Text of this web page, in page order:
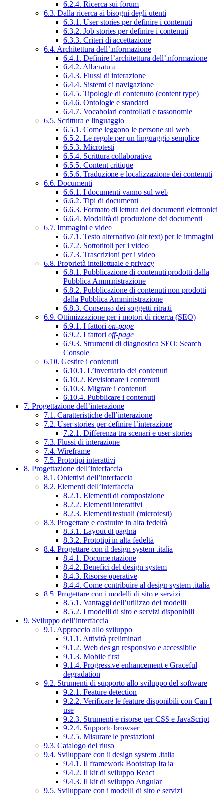
6.2.4. Ricerca sui forum
6.3. Dalla ricerca ai bisogni degli utenti
6.3.1. User stories per definire i contenuti
6.3.2. Job stories per definire i contenuti
6.3.3. Criteri di accettazione
6.4. Architettura dell’informazione
6.4.1. Definire l’architettura dell’informazione
6.4.2. Alberatura
6.4.3. Flussi di interazione
6.4.4. Sistemi di navigazione
6.4.5. Tipologie di contenuto (content type)
6.4.6. Ontologie e standard
6.4.7. Vocabolari controllati e tassonomie
6.5. Scrittura e linguaggio
6.5.1. Come leggono le persone sul web
6.5.2. Le regole per un linguaggio semplice
6.5.3. Microtesti
6.5.4. Scrittura collaborativa
6.5.5. Content critique
6.5.6. Traduzione e localizzazione dei contenuti
6.6. Documenti
6.6.1. I documenti vanno sul web
6.6.2. Tipi di documenti
6.6.3. Formato di lettura dei documenti elettronici
6.6.4. Modalità di produzione dei documenti
6.7. Immagini e video
6.7.1. Testo alternativo (alt text) per le immagini
6.7.2. Sottotitoli per i video
6.7.3. Trascrizioni per i video
6.8. Proprietà intellettuale e privacy
6.8.1. Pubblicazione di contenuti prodotti dalla
Pubblica Amministrazione
6.8.2. Pubblicazione di contenuti non prodotti
dalla Pubblica Amministrazione
6.8.3. Consenso dei soggetti ritratti
6.9. Ottimizzazione per i motori di ricerca (SEO)
6.9.1. I fattori on-page
6.9.2. I fattori off-page
6.9.3. Strumenti di diagnostica SEO: Search
Console
6.10. Gestire i contenuti
6.10.1. L’inventario dei contenuti
6.10.2. Revisionare i contenuti
6.10.3. Migrare i contenuti
6.10.4. Pubblicare i contenuti
7. Progettazione dell’interazione
7.1. Caratteristiche dell’interazione
7.2. User stories per definire l’interazione
7.2.1. Differenza tra scenari e user stories
7.3. Flussi di interazione
7.4. Wireframe
7.5. Prototipi interattivi
8. Progettazione dell’interfaccia
8.1. Obiettivi dell’interfaccia
8.2. Elementi dell’interfaccia
8.2.1. Elementi di composizione
8.2.2. Elementi interattivi
8.2.3. Elementi testuali (microtesti)
8.3. Progettare e costruire in alta fedeltà
8.3.1. Layout di pagina
8.3.2. Prototipi in alta fedeltà
8.4. Progettare con il design system .italia
8.4.1. Documentazione
8.4.2. Benefici del design system
8.4.3. Risorse operative
8.4.4. Come contribuire al design system .italia
8.5. Progettare con i modelli di sito e servizi
8.5.1. Vantaggi dell’utilizzo dei modelli
8.5.2. I modelli di sito e servizi disponibili
9. Sviluppo dell’interfaccia
9.1. Approccio allo sviluppo
9.1.1. Attività preliminari
9.1.2. Web design responsivo e accessibile
9.1.3. Mobile first
9.1.4. Progressive enhancement e Graceful
degradation
9.2. Strumenti di supporto allo sviluppo del software
9.2.1. Feature detection
9.2.2. Verificare le feature disponibili con Can I
use
9.2.3. Strumenti e risorse per CSS e JavaScript
9.2.4. Supporto browser
9.2.5. Misurare le prestazioni
9.3. Catalogo del riuso
9.4. Sviluppare con il design system .italia
9.4.1. Il framework Bootstrap Italia
9.4.2. Il kit di sviluppo React
9.4.3. Il kit di sviluppo Angular
9.5. Sviluppare con i modelli di sito e servizi